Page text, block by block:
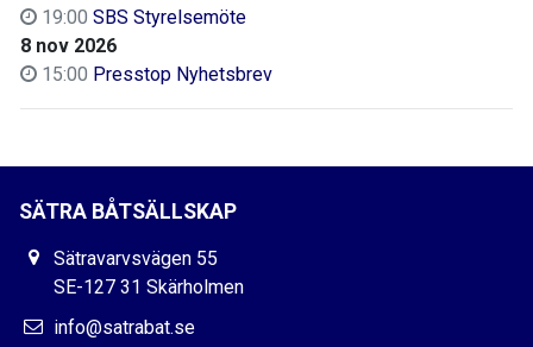
19:00 SBS Styrelsemöte
8 nov 2026
15:00 Presstop Nyhetsbrev
SÄTRA BÅTSÄLLSKAP
Sätravarvsvägen 55
SE-127 31 Skärholmen
info@satrabat.se